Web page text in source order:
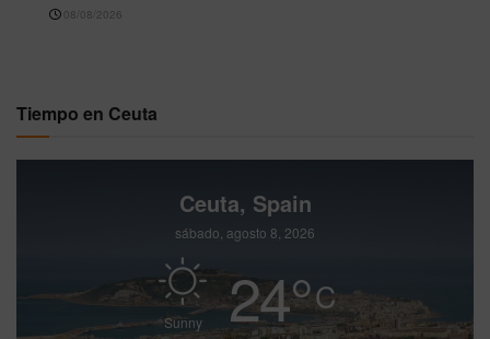
08/08/2026
Tiempo en Ceuta
Ceuta, Spain
sábado, agosto 8, 2026
Sunny 24°C